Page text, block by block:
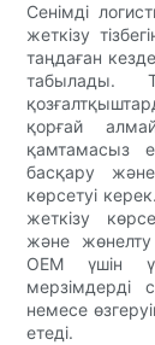
Сенімді
жеткізу
таңдаған
табылады.
қорғай
қамтамасыз
басқару және
көрсетуі
жеткізу
және жөнелту
OEM үшін
мерзімдерді
немесе
етеді.